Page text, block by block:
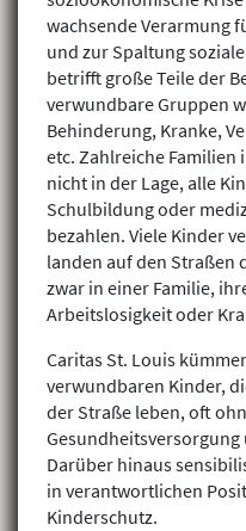
wachsende Verarmung
und zur Spaltung
betrifft große Teile der
verwundbare Gruppen
Behinderung, Kranke,
etc. Zahlreiche Familien
nicht in der Lage, alle
Schulbildung oder
bezahlen. Viele Kinder
landen auf den Straßen
zwar in einer Familie,
Arbeitslosigkeit oder
Caritas St. Louis
verwundbaren Kinder,
der Straße leben, oft
Darüber hinaus
in verantwortlichen
Kinderschutz.